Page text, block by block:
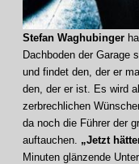
Stefan Waghubinger
Dachboden der Garage
und findet den, der er
den, der er ist. Es wird
zerbrechlichen
da noch die Führer der
auftauchen. „Jetzt
Minuten glänzende